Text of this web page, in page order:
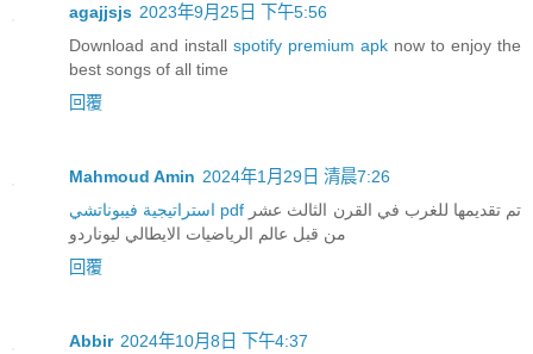
agajjsjs 2023年9月25日 下午5:56
Download and install spotify premium apk now to enjoy the
best songs of all time
回覆
Mahmoud Amin 2024年1月29日 清晨7:26
استراتيجية فيبوناتشي pdf
من قبل عالم الرياضيات الايطالي ليوناردو
回覆
Abbir 2024年10月8日 下午4:37